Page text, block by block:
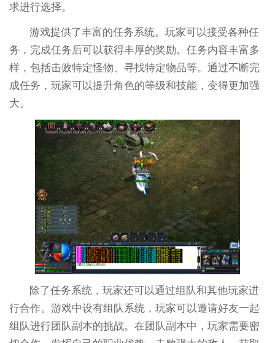
求进行选择。
游戏提供了丰富的任务系统。玩家可以接受各种任
务，完成任务后可以获得丰厚的奖励。任务内容丰富多
样，包括击败特定怪物、寻找特定物品等。通过不断完
成任务，玩家可以提升角色的等级和技能，变得更加强
大。
除了任务系统，玩家还可以通过组队和其他玩家进
行合作。游戏中设有组队系统，玩家可以邀请好友一起
组队进行团队副本的挑战。在团队副本中，玩家需要密